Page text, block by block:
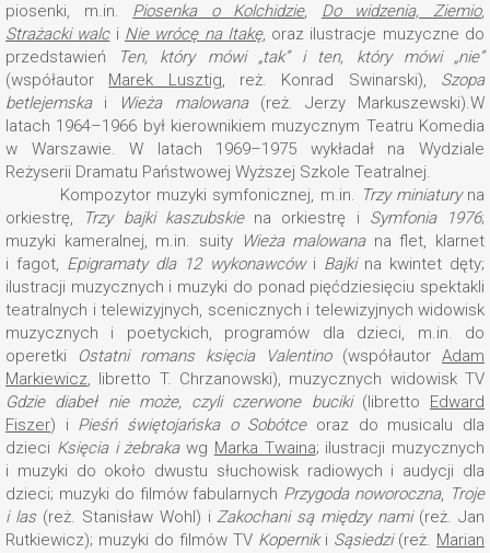
piosenki, m.in. Piosenka o Kolchidzie, Do widzenia, Ziemio,
Strażacki walci Nie wrócę na Itakę, oraz ilustracje muzyczne do
przedstawień
Ten, który mówi „tak” i ten, który mówi „nie”
(współautor Marek Lusztig, reż. Konrad Swinarski), Szopa
betlejemskai Wieża malowana(reż. Jerzy Markuszewski).W
latach 1964–1966 był kierownikiem muzycznym Teatru Komedia
w Warszawie. W latach 1969–1975 wykładał na Wydziale
Reżyserii Dramatu Państwowej Wyższej Szkole Teatralnej.
Kompozytor muzyki symfonicznej, m.in. Trzy miniaturyna
orkiestrę,
Trzy bajki kaszubskiena orkiestrę i Symfonia 1976;
muzyki kameralnej, m.in. suity
Wieża malowanana flet, klarnet
i fagot, Epigramaty dla 12 wykonawcówi Bajkina kwintet dęty;
ilustracji muzycznych i muzyki do ponad pięćdziesięciu spektakli
teatralnych i telewizyjnych, scenicznych i telewizyjnych widowisk
muzycznych i poetyckich, programów dla dzieci, m.in. do
operetki
Ostatni romans księcia Valentino(współautor Adam
Markiewicz, libretto T. Chrzanowski), muzycznych widowisk TV
Gdzie diabeł nie może, czyli czerwone buciki(libretto Edward
Fiszer) i Pieśń świętojańska o Sobótceoraz do musicalu dla
dzieci Księcia i żebrakawg Marka Twaina; ilustracji muzycznych
i muzyki do około dwustu słuchowisk radiowych i audycji dla
dzieci; muzyki do filmów fabularnych Przygoda noworoczna, Troje
i las(reż. Stanisław Wohl) iZakochani są między nami(reż. Jan
Rutkiewicz); muzyki do filmów TV Koperniki Sąsiedzi(reż. Marian